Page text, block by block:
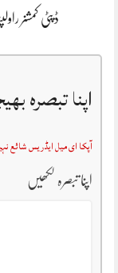
ڈپٹی کمشنر
اپنا تبصرہ
آپکا ای میل ایڈریس شائع
اپنا تبصرہ لکھیں